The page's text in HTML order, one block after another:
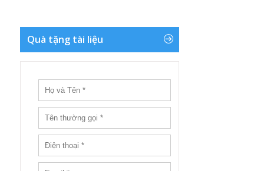
Quà tặng tài liệu